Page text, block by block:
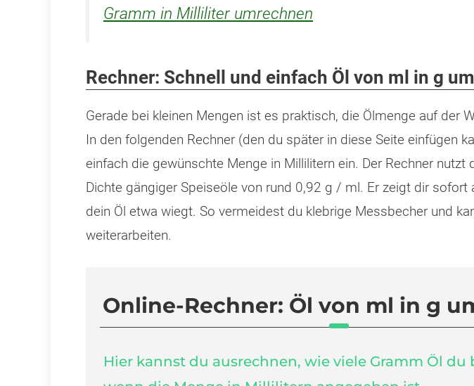
Gramm in Milliliter umrechnen
Rechner: Schnell und einfach Öl von ml in g
Gerade bei kleinen Mengen ist es praktisch, die Ölmenge auf der
In den folgenden Rechner (den du später in diese Seite einfügen
einfach die gewünschte Menge in Millilitern ein. Der Rechner nutzt
Dichte gängiger Speiseöle von rund 0,92 g / ml. Er zeigt dir sofort
dein Öl etwa wiegt. So vermeidest du klebrige Messbecher und
weiterarbeiten.
Online-Rechner: Öl von ml in g
Hier kannst du ausrechnen, wie viele Gramm Öl du